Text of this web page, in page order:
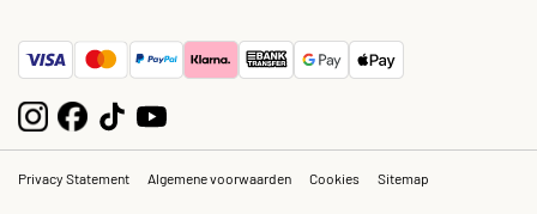
Privacy Statement Algemene voorwaarden Cookies Sitemap